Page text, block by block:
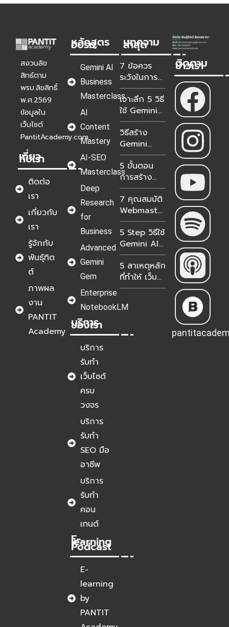
สงวนลิข
สิทธ์ตาม
พรบ.ลิขสิทธิ์
พ.ศ.2569
ข้อมูลใน
เว็บไซต์
PantitAcademy.com
เกี่ยว
กับเรา
ติดต่อ
เรา
เกี่ยวกับ
เรา
รู้จักกับ
พันธุ์ทิต
ต์
ภาพผล
งาน
PANTIT
Academy
หลักสูตร
อบรม
Gemini AI
Business
Masterclass
AI
Content
Mastery
AI-SEO
Masterclass
Deep
Research
for
Business
Advanced
Gemini
Gem
Enterprise
NotebookLM
บริการ
ของเรา
บริการ
รับทำ
เว็บไซต์
ครบ
วงจร
บริการ
รับทำ
SEO มือ
อาชีพ
บริการ
รับทำ
คอน
เทนต์
E-
learning
/
Podcast
E-
learning
by
PANTIT
บทความ
ล่าสุด
7 ข้อควร
ระวังในการ
สร้างและใช้
Gems ก่อน
AI จะทำ
พลาด
เจาะลึก 5 วิธี
ใช้ Gemini
Gems ใน
องค์กรให้มี
ประสิทธิภาพ
วิธีสร้าง
Gemini
Gems สรุป
การประชุม
จากไฟล์
MP3 ใน 4
ขั้นตอน
5 ขั้นตอน
การสร้าง
แผนการ
ตลาดด้วย
Gemini
Deep
Research
7 คุณสมบัติ
Webmaster
WordPress
ยุคใหม่
สำหรับ
องค์กรในปี
2026-2027
5 Step วิธีใช้
Gemini AI
วิเคราะห์
Google
Analytics
& Search
แม่นยำ
5 สาเหตุหลัก
ที่ทำให้ เว็บ
ติดหน้าแรก
ได้?
ติดตาม
ข่าวเรา